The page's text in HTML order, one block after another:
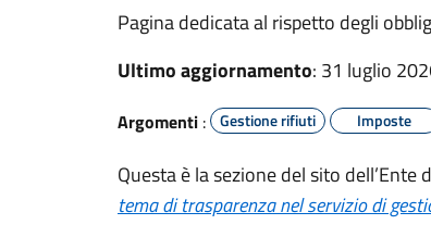
Pagina dedicata al rispetto degli
Ultimo aggiornamento: 31 luglio
Argomenti : Gestione rifiuti Imposte
Questa è la sezione del sito
tema di trasparenza nel servizio di